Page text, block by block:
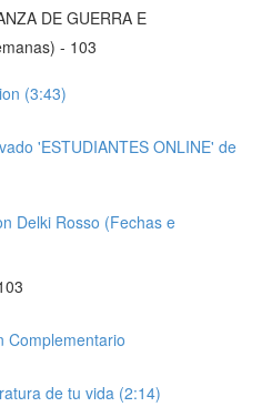
DE GUERRA E
- 103
(3:43)
'ESTUDIANTES ONLINE' de
Delki Rosso (Fechas e
Complementario
de tu vida (2:14)